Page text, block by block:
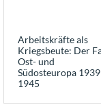
Arbeitskräfte als
Kriegsbeute: Der
Ost- und
Südosteuropa
1945